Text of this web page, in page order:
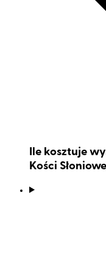
Ile kosztuje
Kości